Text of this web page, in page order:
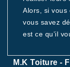
Alors, si vous
vous savez
est ce qu’il
M.K Toiture -